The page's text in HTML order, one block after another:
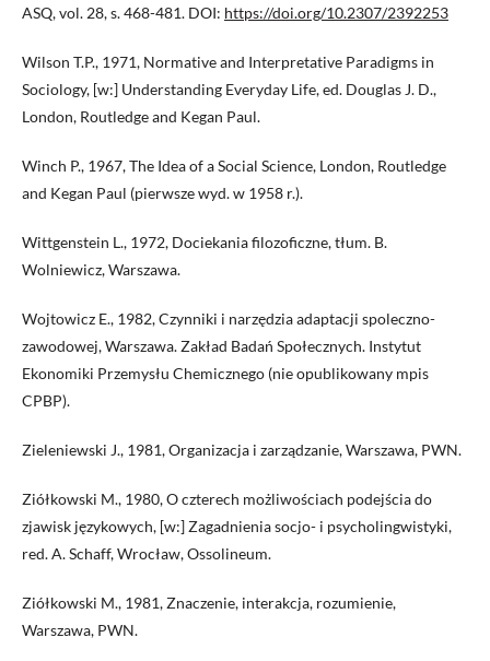
ASQ, vol. 28, s. 468-481. DOI: https://doi.org/10.2307/2392253
Wilson T.P., 1971, Normative and Interpretative Paradigms in
Sociology, [w:] Understanding Everyday Life, ed. Douglas J. D.,
London, Routledge and Kegan Paul.
Winch P., 1967, The Idea of a Social Science, London, Routledge
and Kegan Paul (pierwsze wyd. w 1958 r.).
Wittgenstein L., 1972, Dociekania filozoficzne, tłum. B.
Wolniewicz, Warszawa.
Wojtowicz E., 1982, Czynniki i narzędzia adaptacji spoleczno-
zawodowej, Warszawa. Zakład Badań Społecznych. Instytut
Ekonomiki Przemysłu Chemicznego (nie opublikowany mpis
CPBP).
Zieleniewski J., 1981, Organizacja i zarządzanie, Warszawa, PWN.
Ziółkowski M., 1980, O czterech możliwościach podejścia do
zjawisk językowych, [w:] Zagadnienia socjo- i psycholingwistyki,
red. A. Schaff, Wrocław, Ossolineum.
Ziółkowski M., 1981, Znaczenie, interakcja, rozumienie,
Warszawa, PWN.